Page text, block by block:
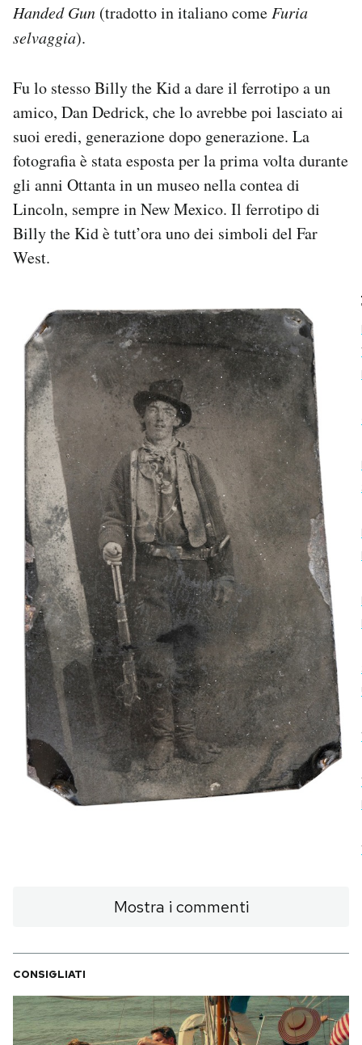
Handed Gun (tradotto in italiano come Furia
selvaggia).
Fu lo stesso Billy the Kid a dare il ferrotipo a un
amico, Dan Dedrick, che lo avrebbe poi lasciato ai
suoi eredi, generazione dopo generazione. La
fotografia è stata esposta per la prima volta durante
gli anni Ottanta in un museo nella contea di
Lincoln, sempre in New Mexico. Il ferrotipo di
Billy the Kid è tutt’ora uno dei simboli del Far
West.
Mostra i commenti
CONSIGLIATI